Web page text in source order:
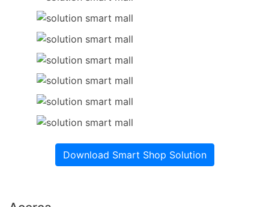
Download Smart Shop Solution